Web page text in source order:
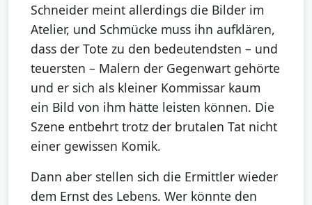
Schneider meint allerdings die Bilder im
Atelier, und Schmücke muss ihn aufklären,
dass der Tote zu den bedeutendsten – und
teuersten – Malern der Gegenwart gehörte
und er sich als kleiner Kommissar kaum
ein Bild von ihm hätte leisten können. Die
Szene entbehrt trotz der brutalen Tat nicht
einer gewissen Komik.
Dann aber stellen sich die Ermittler wieder
dem Ernst des Lebens. Wer könnte den